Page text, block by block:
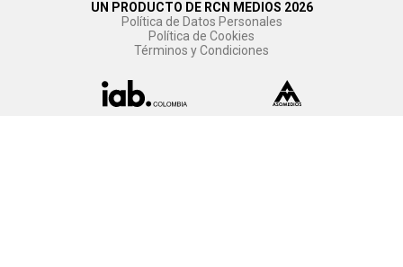
UN PRODUCTO DE RCN MEDIOS 2026
Política de Datos Personales
Política de Cookies
Términos y Condiciones